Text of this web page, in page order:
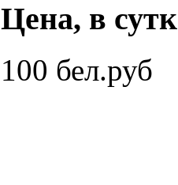
Цена, в
100 бел.руб